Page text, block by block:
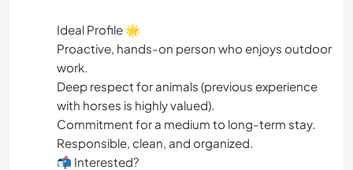
​Ideal Profile 🌟
​Proactive, hands-on person who enjoys outdoor
work.
​Deep respect for animals (previous experience
with horses is highly valued).
​Commitment for a medium to long-term stay.
​Responsible, clean, and organized.
​📬 Interested?